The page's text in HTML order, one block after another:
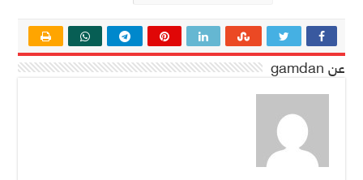
عن gamdan